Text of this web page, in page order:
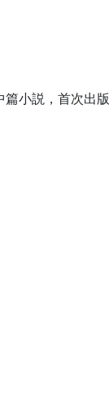
小説，首次出版